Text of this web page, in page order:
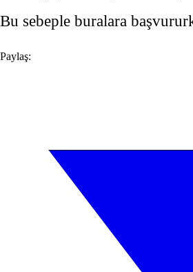
Bu sebeple buralara
Paylaş: